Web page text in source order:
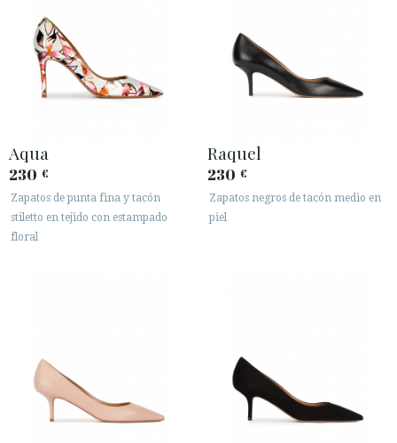
Aqua
230 €
Zapatos de punta fina y tacón
stiletto en tejido con estampado
floral
Raquel
230 €
Zapatos negros de tacón medio en
piel